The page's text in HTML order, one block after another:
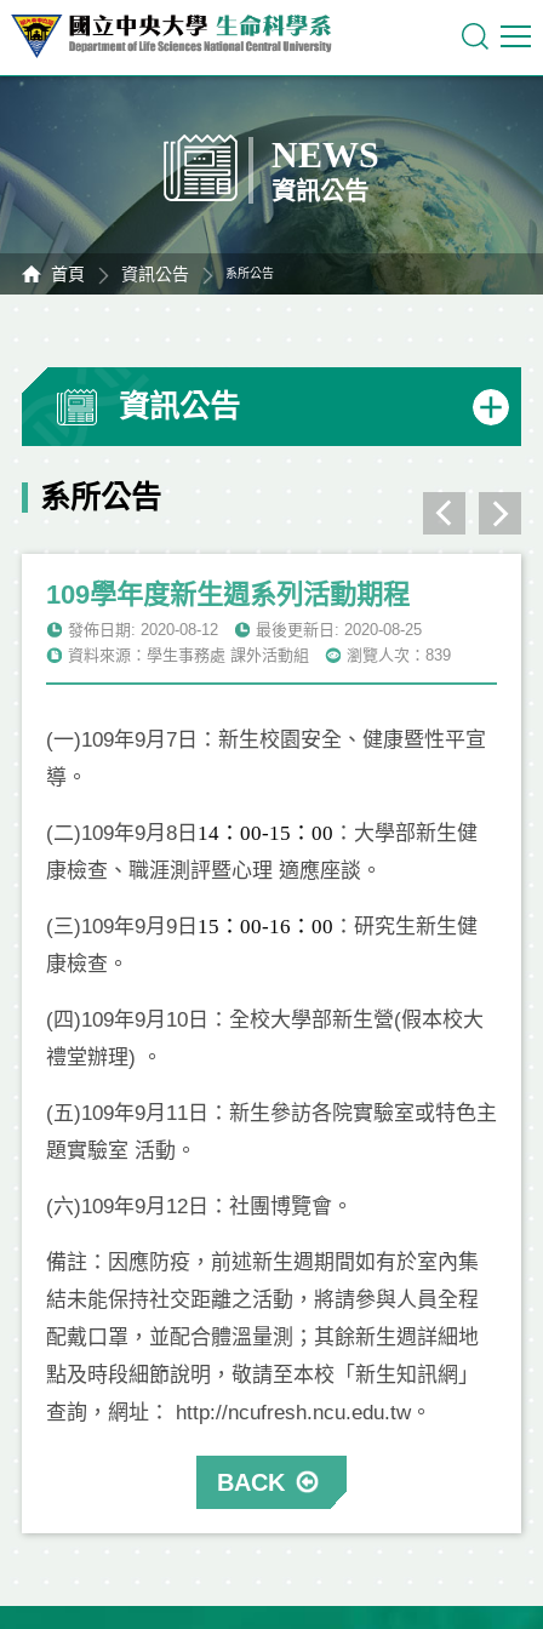
NEWS
資訊公告
首頁 資訊公告 系所公告
資訊公告
系所公告
109學年度新生週系列活動期程
發佈日期: 2020-08-12
最後更新日: 2020-08-25
資料來源：學生事務處 課外活動組
瀏覽人次：839
(一)109年9月7日：新生校園安全、健康暨性平宣
導。
(二)109年9月8日 14：00-15：00 ：大學部新生健
康檢查、職涯測評暨心理 適應座談。
(三)109年9月9日 15：00-16：00 ：研究生新生健
康檢查。
(四)109年9月10日：全校大學部新生營(假本校大
禮堂辦理) 。
(五)109年9月11日：新生參訪各院實驗室或特色主
題實驗室 活動。
(六)109年9月12日：社團博覽會。
備註：因應防疫，前述新生週期間如有於室內集
結未能保持社交距離之活動，將請參與人員全程
配戴口罩，並配合體溫量測；其餘新生週詳細地
點及時段細節說明，敬請至本校「新生知訊網」
查詢，網址： http://ncufresh.ncu.edu.tw。
BACK